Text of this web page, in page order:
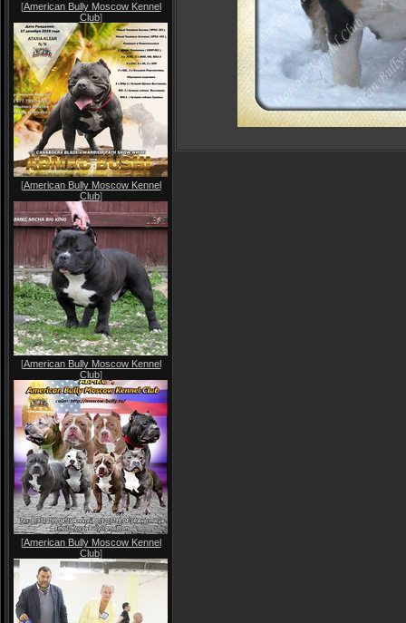
[American Bully Moscow Kennel
Club]
[American Bully Moscow Kennel
Club]
[American Bully Moscow Kennel
Club]
[American Bully Moscow Kennel
Club]